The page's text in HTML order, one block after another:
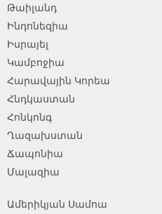
Թաիլանդ
Ինդոնեզիա
Իսրայել
Կամբոջիա
Հարավային Կորեա
Հնդկաստան
Հոնկոնգ
Ղազախստան
Ճապոնիա
Մալազիա
Ամերիկյան Սամոա